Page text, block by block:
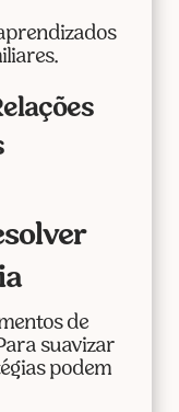
de
suavizar
podem